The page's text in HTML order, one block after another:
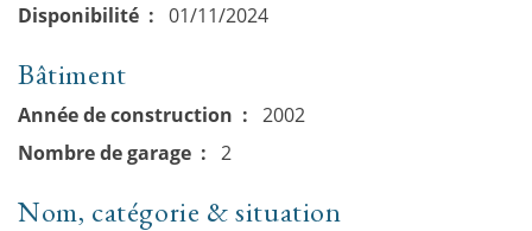
Disponibilité
01/11/2024
Bâtiment
Année de construction
2002
Nombre de garage
2
Nom, catégorie & situation